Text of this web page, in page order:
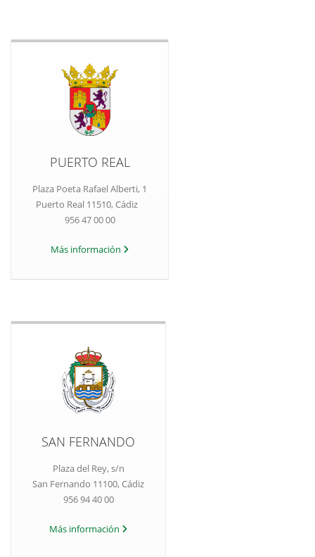
PUERTO REAL
Plaza Poeta Rafael Alberti, 1
Puerto Real 11510, Cádiz
956 47 00 00
Más información
SAN FERNANDO
Plaza del Rey, s/n
San Fernando 11100, Cádiz
956 94 40 00
Más información